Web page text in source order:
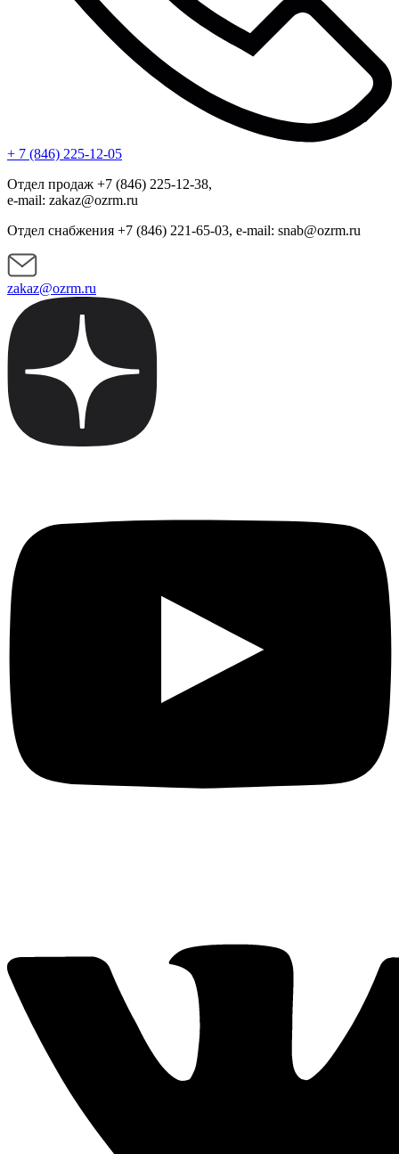
+ 7 (846) 225-12-05
Отдел продаж +7 (846) 225-12-38,
e-mail: zakaz@ozrm.ru
Отдел снабжения +7 (846) 221-65-03, e-mail: snab@ozrm.ru
zakaz@ozrm.ru